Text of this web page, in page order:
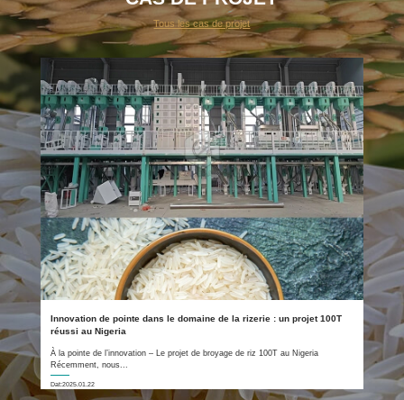
Tous les cas de projet
Innovation de pointe dans le domaine de la rizerie : un projet 100T
réussi au Nigeria
À la pointe de l’innovation – Le projet de broyage de riz 100T au Nigeria
Récemment, nous...
Dat:2025.01.22